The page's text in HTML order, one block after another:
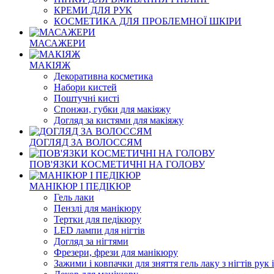
КРЕМИ ДЛЯ РУК
КОСМЕТИКА ДЛЯ ПРОБЛЕМНОЇ ШКІРИ
МАСАЖЕРИ
МАКІЯЖ
Декоративна косметика
Набори кистей
Поштучні кисті
Спонжи, губки для макіяжу
Догляд за кистями для макіяжу
ДОГЛЯД ЗА ВОЛОССЯМ
ПОВ'ЯЗКИ КОСМЕТИЧНІ НА ГОЛОВУ
МАНІКЮР І ПЕДІКЮР
Гель лаки
Пензлі для манікюру
Тертки для педікюру
LED лампи для нігтів
Догляд за нігтями
Фрезери, фрези для манікюру
Зажими і ковпачки для зняття гель лаку з нігтів рук